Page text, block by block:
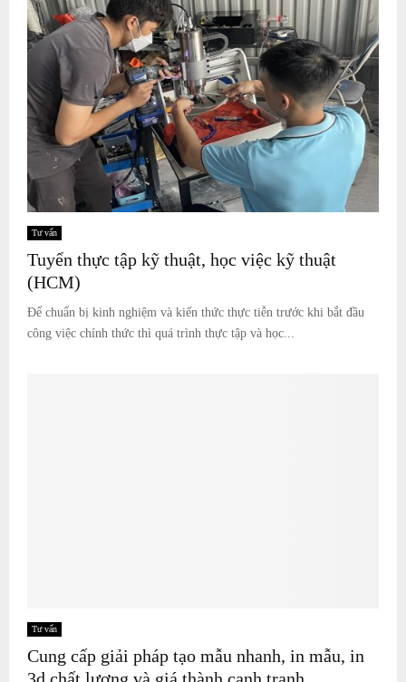
Tư vấn
Tuyển thực tập kỹ thuật, học việc kỹ thuật
(HCM)
Để chuẩn bị kinh nghiệm và kiến thức thực tiễn trước khi bắt đầu
công việc chính thức thì quá trình thực tập và học...
Tư vấn
Cung cấp giải pháp tạo mẫu nhanh, in mẫu, in